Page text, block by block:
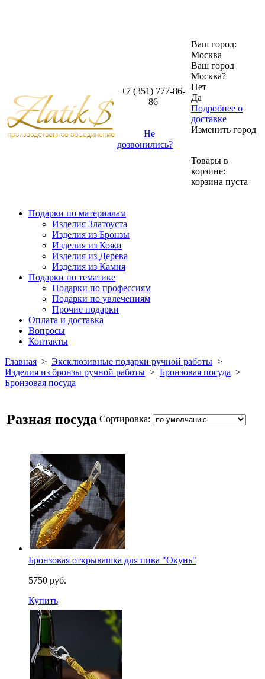
+7 (351) 777-86-
86
Не
дозвонились?
Ваш город:
Москва
Ваш город
Москва?
Нет
Да
Подробнее о
доставке
Изменить город
Товары в
корзине:
корзина пуста
Подарки по материалам
Изделия Златоуста
Изделия из Бронзы
Изделия из Кожи
Изделия из Дерева
Изделия из Камня
Подарки по тематике
Подарки по профессиям
Подарки по увлечениям
Прочие подарки
Оплата и доставка
Вопросы
Контакты
Главная > Эксклюзивные подарки ручной работы >
Изделия из бронзы ручной работы > Бронзовая посуда >
Бронзовая посуда
Разная посуда Сортировка:
Бронзовая открывашка для пива "Окунь"
5750 руб.
Купить